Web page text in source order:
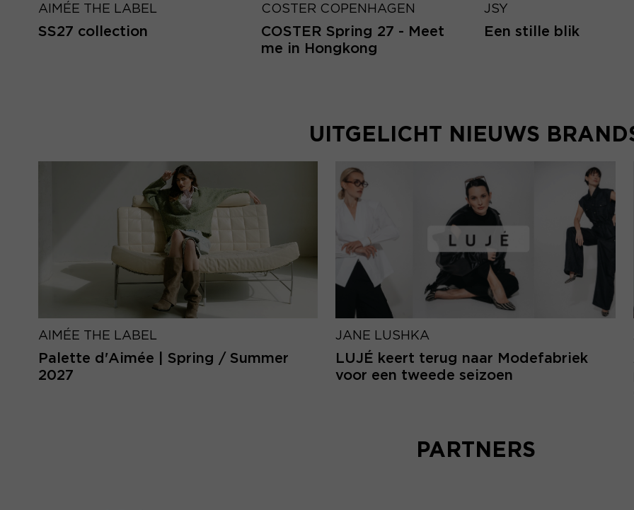
AIMÉE THE LABEL
SS27 collection
COSTER COPENHAGEN
COSTER Spring 27 - Meet
me in Hongkong
JSY
Een stille blik
UITGELICHT NIEUWS
AIMÉE THE LABEL
Palette d'Aimée | Spring / Summer
2027
JANE LUSHKA
LUJÉ keert terug naar Modefabriek
voor een tweede seizoen
PARTNERS